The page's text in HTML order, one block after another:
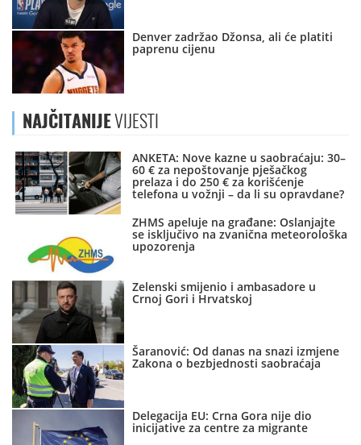
Denver zadržao Džonsa, ali će platiti
paprenu cijenu
NAJČITANIJEVIJESTI
ANKETA: Nove kazne u saobraćaju: 30–
60 € za nepoštovanje pješačkog
prelaza i do 250 € za korišćenje
telefona u vožnji – da li su opravdane?
ZHMS apeluje na građane: Oslanjajte
se isključivo na zvanična meteorološka
upozorenja
Zelenski smijenio i ambasadore u
Crnoj Gori i Hrvatskoj
Šaranović: Od danas na snazi izmjene
Zakona o bezbjednosti saobraćaja
Delegacija EU: Crna Gora nije dio
inicijative za centre za migrante